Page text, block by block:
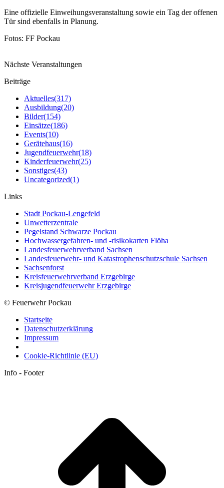
Eine offizielle Einweihungsveranstaltung sowie ein Tag der offenen
Tür sind ebenfalls in Planung.
Fotos: FF Pockau
Nächste Veranstaltungen
Beiträge
Aktuelles(317)
Ausbildung(20)
Bilder(154)
Einsätze(186)
Events(10)
Gerätehaus(16)
Jugendfeuerwehr(18)
Kinderfeuerwehr(25)
Sonstiges(43)
Uncategorized(1)
Links
Stadt Pockau-Lengefeld
Unwetterzentrale
Pegelstand Schwarze Pockau
Hochwassergefahren- und -risikokarten Flöha
Landesfeuerwehrverband Sachsen
Landesfeuerwehr- und Katastrophenschutzschule Sachsen
Sachsenforst
Kreisfeuerwehrverband Erzgebirge
Kreisjugendfeuerwehr Erzgebirge
© Feuerwehr Pockau
Startseite
Datenschutzerklärung
Impressum
Cookie-Richtlinie (EU)
Info - Footer